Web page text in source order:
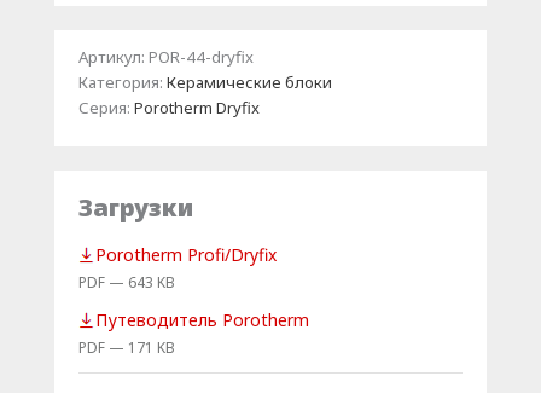
Артикул: POR-44-dryfix
Категория: Керамические блоки
Серия: Porotherm Dryfix
Загрузки
Porotherm Profi/Dryfix
PDF — 643 KB
Путеводитель Porotherm
PDF — 171 KB